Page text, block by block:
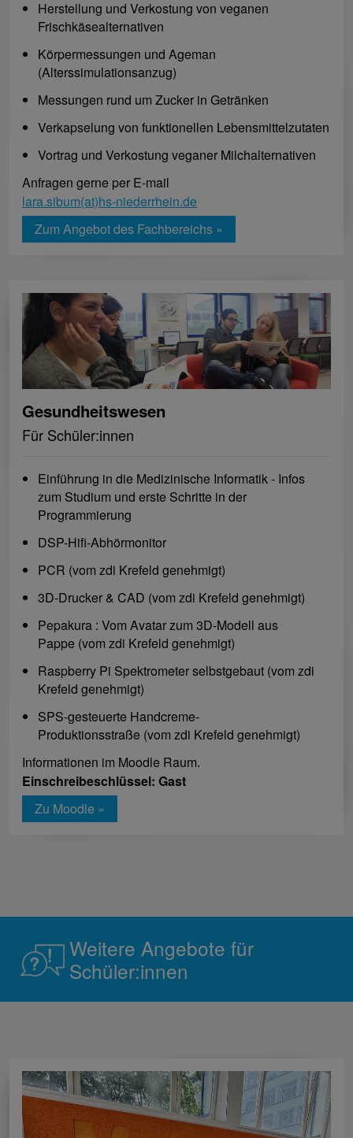
Herstellung und Verkostung von veganen
Frischkäsealternativen
Körpermessungen und Ageman
(Alterssimulationsanzug)
Messungen rund um Zucker in Getränken
Verkapselung von funktionellen Lebensmittelzutaten
Vortrag und Verkostung veganer Milchalternativen
Anfragen gerne per E-mail
lara.sibum(at)hs-niederrhein.de
Zum Angebot des Fachbereichs »
Gesundheitswesen
Für Schüler:innen
Einführung in die Medizinische Informatik - Infos
zum Studium und erste Schritte in der
Programmierung
DSP-Hifi-Abhörmonitor
PCR (vom zdi Krefeld genehmigt)
3D-Drucker & CAD (vom zdi Krefeld genehmigt)
Pepakura : Vom Avatar zum 3D-Modell aus
Pappe (vom zdi Krefeld genehmigt)
Raspberry Pi Spektrometer selbstgebaut (vom zdi
Krefeld genehmigt)
SPS-gesteuerte Handcreme-
Produktionsstraße (vom zdi Krefeld genehmigt)
Informationen im Moodle Raum.
Einschreibeschlüssel: Gast
Zu Moodle »
Weitere Angebote für
Schüler:innen